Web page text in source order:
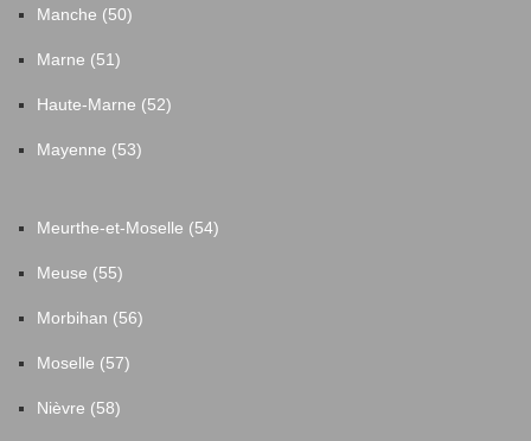
Manche (50)
Marne (51)
Haute-Marne (52)
Mayenne (53)
Meurthe-et-Moselle (54)
Meuse (55)
Morbihan (56)
Moselle (57)
Nièvre (58)